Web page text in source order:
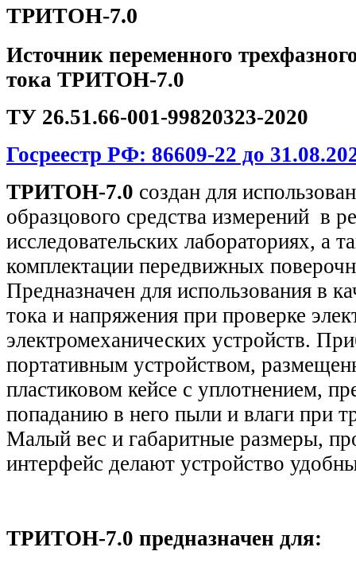
ТРИТОН-7.0
Источник переменного
тока ТРИТОН-7.0
ТУ 26.51.66-001-99820323-2020
Госреестр РФ: 86609-22 до
ТРИТОН-7.0 создан для
образцового средства измерений в
исследовательских лабораториях, а
комплектации передвижных
Предназначен для использования в
тока и напряжения при проверке
электромеханических устройств.
портативным устройством,
пластиковом кейсе с уплотнением,
попаданию в него пыли и влаги при
Малый вес и габаритные размеры,
интерфейс делают устройство
ТРИТОН-7.0 предназначен для: